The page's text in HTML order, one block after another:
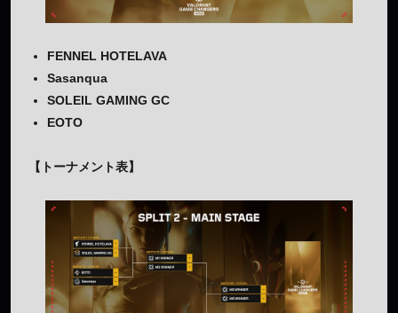
FENNEL HOTELAVA
Sasanqua
SOLEIL GAMING GC
EOTO
【トーナメント表】